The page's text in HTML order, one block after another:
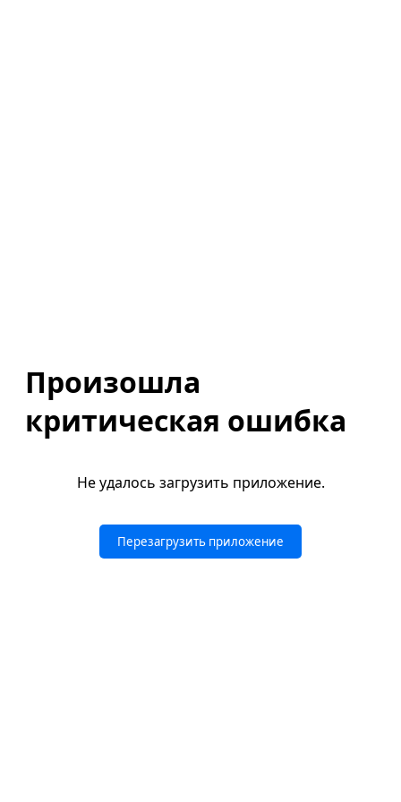
Произошла
критическая ошибка
Не удалось загрузить приложение.
Перезагрузить приложение